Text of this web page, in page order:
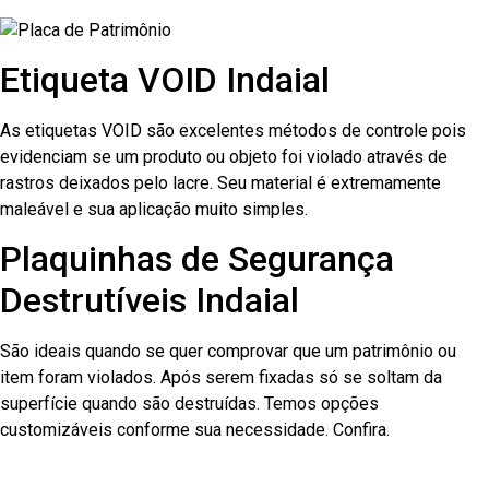
Etiqueta VOID Indaial
As etiquetas VOID são excelentes métodos de controle pois
evidenciam se um produto ou objeto foi violado através de
rastros deixados pelo lacre. Seu material é extremamente
maleável e sua aplicação muito simples.
Plaquinhas de Segurança
Destrutíveis Indaial
São ideais quando se quer comprovar que um patrimônio ou
item foram violados. Após serem fixadas só se soltam da
superfície quando são destruídas. Temos opções
customizáveis conforme sua necessidade. Confira.